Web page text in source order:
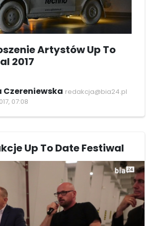
Artystów Up To
2017
Czereniewska redakcja@bia24.pl
07:08
Up To Date Festiwal